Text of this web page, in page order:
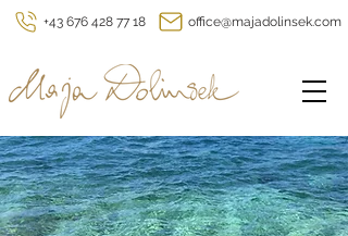
+43 676 428 77 18 office@majadolinsek.com